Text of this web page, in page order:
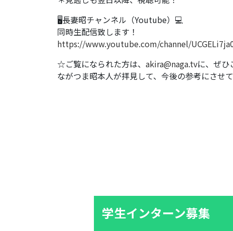
🖥長妻昭チャンネル（Youtube）💻
同時生配信致します！
https://www.youtube.com/channel/
☆ご覧になられた方は、 akira@naga.tvに、ぜひ
ながつま昭本人が拝見して、今後の参考にさせ
学生インターン募集